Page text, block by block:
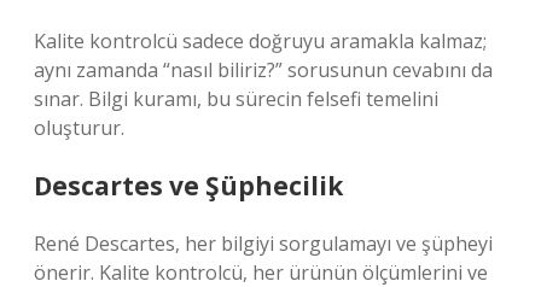
Kalite kontrolcü sadece doğruyu aramakla kalmaz;
aynı zamanda “nasıl biliriz?” sorusunun cevabını da
sınar. Bilgi kuramı, bu sürecin felsefi temelini
oluşturur.
Descartes ve Şüphecilik
René Descartes, her bilgiyi sorgulamayı ve şüpheyi
önerir. Kalite kontrolcü, her ürünün ölçümlerini ve